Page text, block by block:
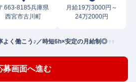
663-8185兵庫県
西宮市古川町
月給19万3000円～
24万2000円
く働こう♪／時短6h×安定の月給制◎
募画面へ進む